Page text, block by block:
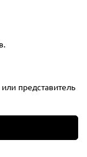
представитель